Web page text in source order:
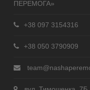
ПЕРЕМОГА»
+38 097 3154316
+38 050 3790909